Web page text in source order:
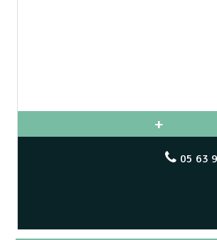
05 63